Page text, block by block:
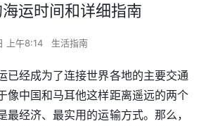
运时间和详细指南
上午8:14 生活指南
已经成为了连接世界各地的主要交通
像中国和马耳他这样距离遥远的两个
最经济、最实用的运输方式。那么，